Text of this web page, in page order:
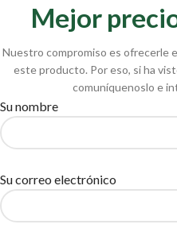
Mejor
Nuestro compromiso es ofrecerle
este producto. Por eso, si ha
comuníquenoslo e
Su nombre
Su correo electrónico